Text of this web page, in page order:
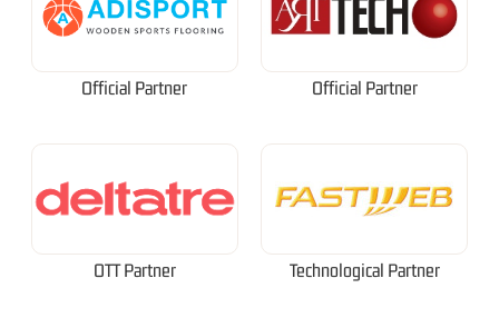
Official Partner Official Partner
OTT Partner Technological Partner